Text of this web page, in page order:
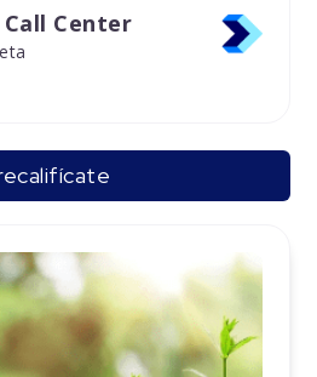
Center